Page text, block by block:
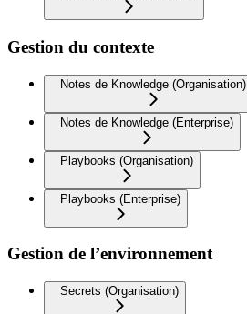
Gestion du contexte
Notes de Knowledge (Organisation)
Notes de Knowledge (Enterprise)
Playbooks (Organisation)
Playbooks (Enterprise)
Gestion de l’environnement
Secrets (Organisation)